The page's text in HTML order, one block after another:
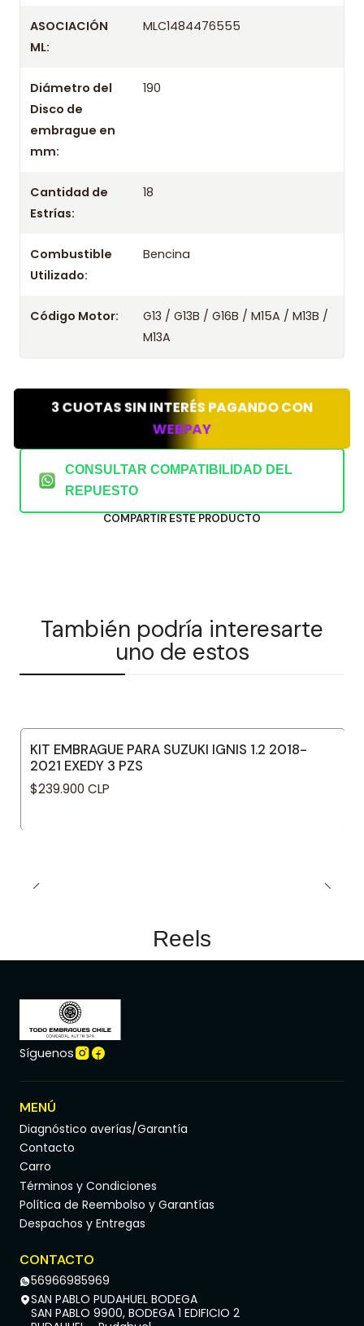
ASOCIACIÓN
ML:
MLC1484476555
Diámetro del
Disco de
embrague en
mm:
190
Cantidad de
Estrías:
18
Combustible
Utilizado:
Bencina
Código Motor:
G13 / G13B / G16B / M15A / M13B /
M13A
3 CUOTAS SIN INTERÉS PAGANDO CON
WEBPAY
CONSULTAR COMPATIBILIDAD DEL
REPUESTO
COMPARTIR ESTE PRODUCTO
También podría interesarte
uno de estos
KIT EMBRAGUE PARA SUZUKI IGNIS 1.2 2018-
2021 EXEDY 3 PZS
$239.900 CLP
Reels
Síguenos
MENÚ
Diagnóstico averías/Garantía
Contacto
Carro
Términos y Condiciones
Política de Reembolso y Garantías
Despachos y Entregas
CONTACTO
56966985969
SAN PABLO PUDAHUEL BODEGA
SAN PABLO 9900, BODEGA 1 EDIFICIO 2